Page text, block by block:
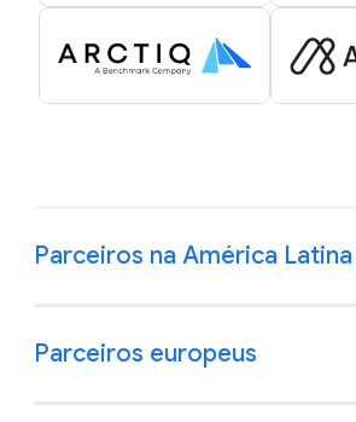
Parceiros na América Latina
Parceiros europeus